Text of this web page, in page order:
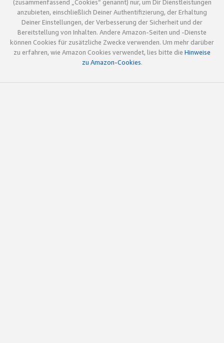
(zusammenfassend „Cookies“ genannt) nur, um Dir Dienstleistungen
anzubieten, einschließlich Deiner Authentifizierung, der Erhaltung
Deiner Einstellungen, der Verbesserung der Sicherheit und der
Bereitstellung von Inhalten. Andere Amazon-Seiten und -Dienste
können Cookies für zusätzliche Zwecke verwenden. Um mehr darüber
zu erfahren, wie Amazon Cookies verwendet, lies bitte die Hinweise
zu Amazon-Cookies.